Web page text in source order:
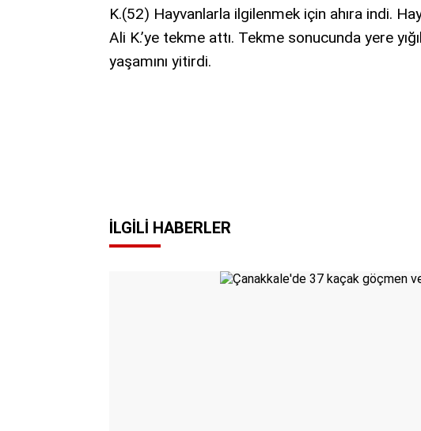
K.(52) Hayvanlarla ilgilenmek için ahıra indi.
Ali K.’ye tekme attı. Tekme sonucunda yere
yaşamını yitirdi.
İLGILI HABERLER